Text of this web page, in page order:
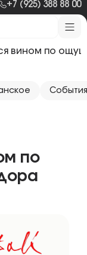
+7 (925) 388 88 00
вином по
События
по